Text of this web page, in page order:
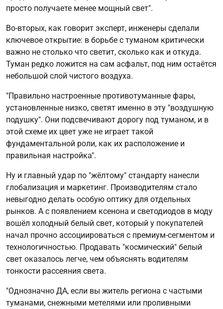
просто получаете менее мощный свет".
Во-вторых, как говорит эксперт, инженеры сделали
ключевое открытие: в борьбе с туманом критически
важно не столько что светит, сколько как и откуда.
Туман редко ложится на сам асфальт, под ним остаётся
небольшой слой чистого воздуха.
"Правильно настроенные противотуманные фары,
установленные низко, светят именно в эту "воздушную
подушку". Они подсвечивают дорогу под туманом, и в
этой схеме их цвет уже не играет такой
фундаментальной роли, как их расположение и
правильная настройка".
Ну и главный удар по "жёлтому" стандарту нанесли
глобализация и маркетинг. Производителям стало
невыгодно делать особую оптику для отдельных
рынков. А с появлением ксенона и светодиодов в моду
вошёл холодный белый свет, который у покупателей
начал прочно ассоциироваться с премиум-сегментом и
технологичностью. Продавать "космический" белый
свет оказалось легче, чем объяснять водителям
тонкости рассеяния света.
"Однозначно ДА, если вы житель региона с частыми
туманами, снежными метелями или проливными